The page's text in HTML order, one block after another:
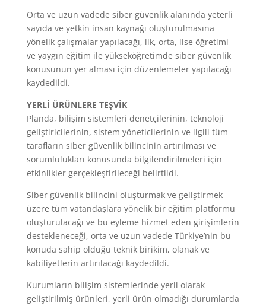
Orta ve uzun vadede siber güvenlik alanında yeterli
sayıda ve yetkin insan kaynağı oluşturulmasına
yönelik çalışmalar yapılacağı, ilk, orta, lise öğretimi
ve yaygın eğitim ile yükseköğretimde siber güvenlik
konusunun yer alması için düzenlemeler yapılacağı
kaydedildi.
YERLİ ÜRÜNLERE TEŞVİK
Planda, bilişim sistemleri denetçilerinin, teknoloji
geliştiricilerinin, sistem yöneticilerinin ve ilgili tüm
tarafların siber güvenlik bilincinin artırılması ve
sorumlulukları konusunda bilgilendirilmeleri için
etkinlikler gerçekleştirileceği belirtildi.
Siber güvenlik bilincini oluşturmak ve geliştirmek
üzere tüm vatandaşlara yönelik bir eğitim platformu
oluşturulacağı ve bu eyleme hizmet eden girişimlerin
destekleneceği, orta ve uzun vadede Türkiye’nin bu
konuda sahip olduğu teknik birikim, olanak ve
kabiliyetlerin artırılacağı kaydedildi.
Kurumların bilişim sistemlerinde yerli olarak
geliştirilmiş ürünleri, yerli ürün olmadığı durumlarda